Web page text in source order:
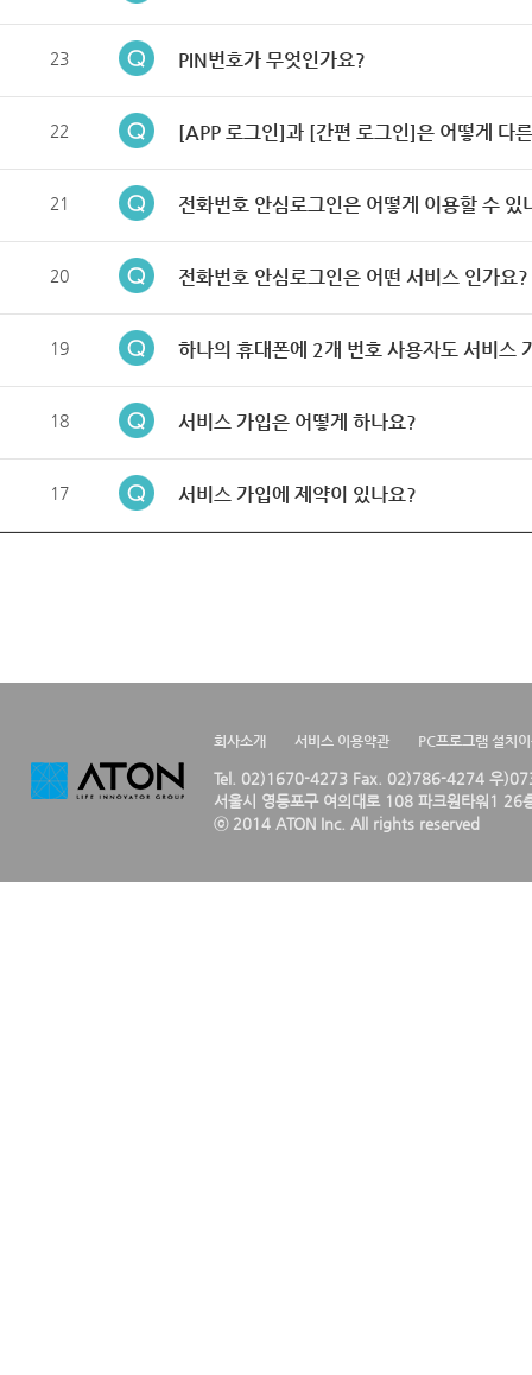
23 PIN번호가 무엇인가요?
22 [APP 로그인]과 [간편 로그인]은 어떻게 다
21 전화번호 안심로그인은 어떻게 이용할 수 있
20 전화번호 안심로그인은 어떤 서비스 인가요?
19 하나의 휴대폰에 2개 번호 사용자도 서비스
18 서비스 가입은 어떻게 하나요?
17 서비스 가입에 제약이 있나요?
회사소개 서비스 이용약관 PC프로그램 설치
Tel. 02)1670-4273 Fax. 02)786-4274 우
서울시 영등포구 여의대로 108 파크원타워1 26
ⓒ 2014 ATON Inc. All rights reserved